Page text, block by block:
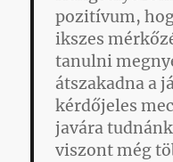
pozitívum,
ikszes
tanulni
átszakadna a
kérdőjeles
javára
viszont még